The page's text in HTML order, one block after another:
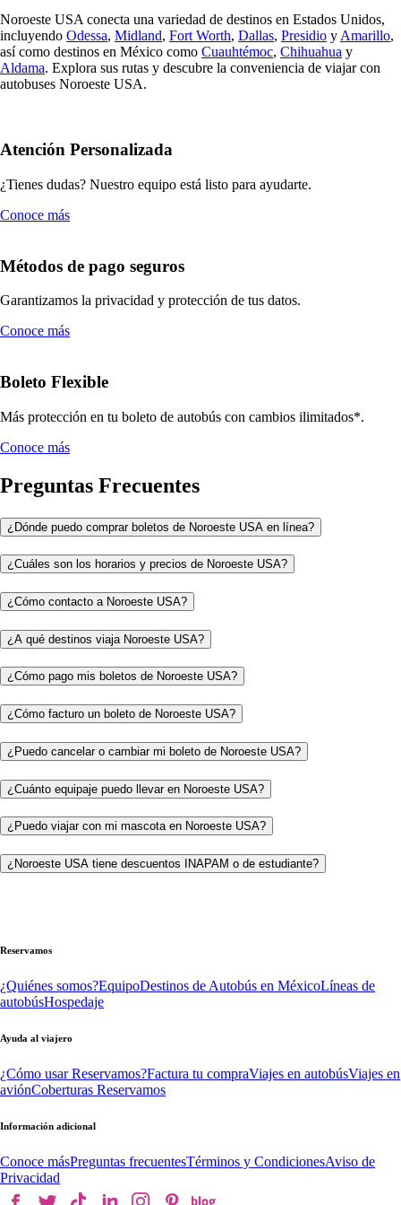
Noroeste USA conecta una variedad de destinos en Estados Unidos,
incluyendo Odessa, Midland, Fort Worth, Dallas, Presidio yAmarillo,
así como destinos en México como Cuauhtémoc, Chihuahua y
Aldama. Explora sus rutas y descubre la conveniencia de viajar con
autobuses Noroeste USA.
Atención Personalizada
¿Tienes dudas? Nuestro equipo está listo para ayudarte.
Conoce más
Métodos de pago seguros
Garantizamos la privacidad y protección de tus datos.
Conoce más
Boleto Flexible
Más protección en tu boleto de autobús con cambios ilimitados*.
Conoce más
Preguntas Frecuentes
¿Dónde puedo comprar boletos de Noroeste USA en línea?
¿Cuáles son los horarios y precios de Noroeste USA?
¿Cómo contacto a Noroeste USA?
¿A qué destinos viaja Noroeste USA?
¿Cómo pago mis boletos de Noroeste USA?
¿Cómo facturo un boleto de Noroeste USA?
¿Puedo cancelar o cambiar mi boleto de Noroeste USA?
¿Cuánto equipaje puedo llevar en Noroeste USA?
¿Puedo viajar con mi mascota en Noroeste USA?
¿Noroeste USA tiene descuentos INAPAM o de estudiante?
Reservamos
¿Quiénes somos?EquipoDestinos de Autobús en MéxicoLíneas de
autobúsHospedaje
Ayuda al viajero
¿Cómo usar Reservamos?Factura tu compraViajes en autobúsViajes en
aviónCoberturas Reservamos
Información adicional
Conoce másPreguntas frecuentesTérminos y CondicionesAviso de
Privacidad